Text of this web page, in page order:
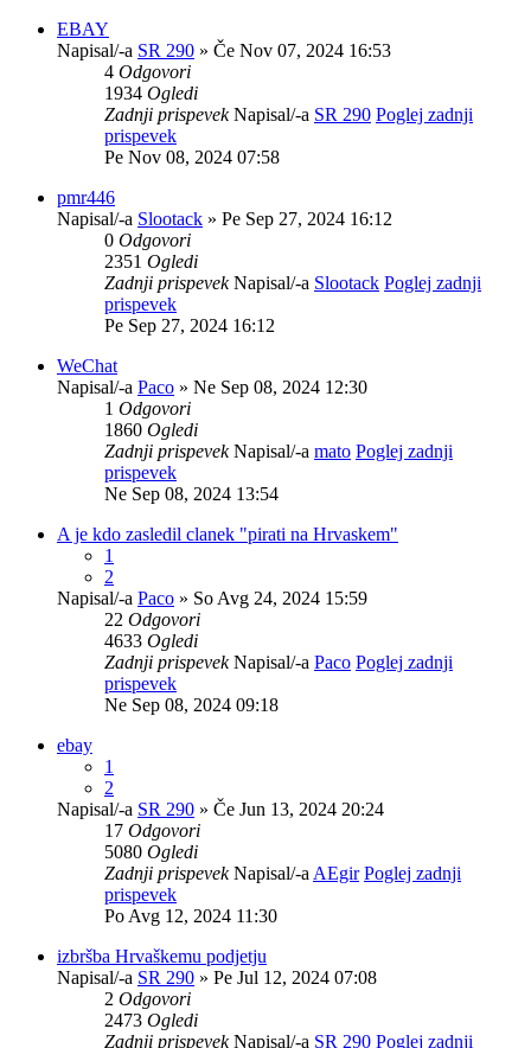
EBAY
Napisal/-a SR 290 » Če Nov 07, 2024 16:53
4 Odgovori
1934 Ogledi
Zadnji prispevekNapisal/-a SR 290 Poglej zadnji
prispevek
Pe Nov 08, 2024 07:58
pmr446
Napisal/-a Slootack » Pe Sep 27, 2024 16:12
0 Odgovori
2351 Ogledi
Zadnji prispevekNapisal/-a Slootack Poglej zadnji
prispevek
Pe Sep 27, 2024 16:12
WeChat
Napisal/-a Paco » Ne Sep 08, 2024 12:30
1 Odgovori
1860 Ogledi
Zadnji prispevekNapisal/-a mato Poglej zadnji
prispevek
Ne Sep 08, 2024 13:54
A je kdo zasledil clanek "pirati na Hrvaskem"
1
2
Napisal/-a Paco » So Avg 24, 2024 15:59
22 Odgovori
4633 Ogledi
Zadnji prispevekNapisal/-a Paco Poglej zadnji
prispevek
Ne Sep 08, 2024 09:18
ebay
1
2
Napisal/-a SR 290 » Če Jun 13, 2024 20:24
17 Odgovori
5080 Ogledi
Zadnji prispevekNapisal/-a AEgir Poglej zadnji
prispevek
Po Avg 12, 2024 11:30
izbršba Hrvaškemu podjetju
Napisal/-a SR 290 » Pe Jul 12, 2024 07:08
2 Odgovori
2473 Ogledi
Zadnji prispevekNapisal/-a SR 290 Poglej zadnji